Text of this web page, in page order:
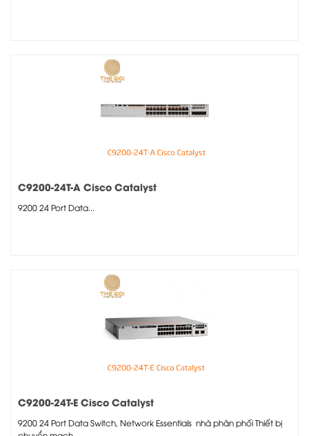
C9200-24T-A Cisco Catalyst
9200 24 Port Data...
C9200-24T-E Cisco Catalyst
9200 24 Port Data Switch, Network Essentials nhà phân phối Thiết bị